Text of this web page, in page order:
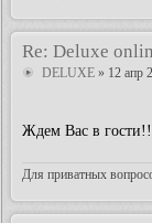
Re: Deluxe
DELUXE » 12 апр
Ждем Вас в
Для приватных